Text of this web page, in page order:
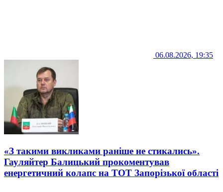
06.08.2026, 19:35
«З такими викликами раніше не стикались».
Гауляйтер Балицький прокоментував
енергетичний колапс на ТОТ Запорізької області